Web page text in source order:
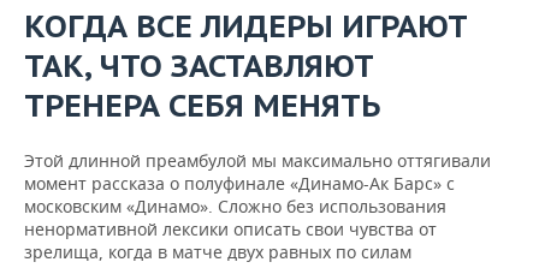
КОГДА ВСЕ ЛИДЕРЫ ИГРАЮТ
ТАК, ЧТО ЗАСТАВЛЯЮТ
ТРЕНЕРА СЕБЯ МЕНЯТЬ
Этой длинной преамбулой мы максимально оттягивали
момент рассказа о полуфинале «Динамо-Ак Барс» с
московским «Динамо». Сложно без использования
ненормативной лексики описать свои чувства от
зрелища, когда в матче двух равных по силам